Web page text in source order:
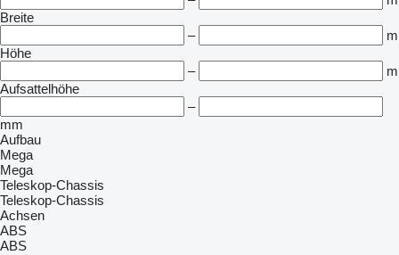
Breite
–
m
Höhe
–
m
Aufsattelhöhe
–
mm
Aufbau
Mega
Mega
Teleskop-Chassis
Teleskop-Chassis
Achsen
ABS
ABS